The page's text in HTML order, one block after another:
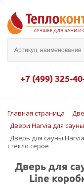
+7 (499) 325-
Главная страница
Двери Harvia для сауны
Дверь для сауны
стекло серое
Дверь для
Line